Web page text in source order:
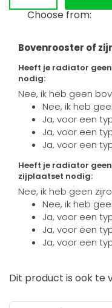
Choose from:
Bovenrooster of
Heeft je radiator
nodig:
Nee, ik heb geen
Nee, ik heb
Ja, voor een
Ja, voor een
Ja, voor een
Heeft je radiator
zijplaatset nodig:
Nee, ik heb geen
Nee, ik heb
Ja, voor een
Ja, voor een
Ja, voor een
Dit product is ook te